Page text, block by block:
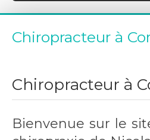
Chiropracteur à
Chiropracteur à
Bienvenue sur le